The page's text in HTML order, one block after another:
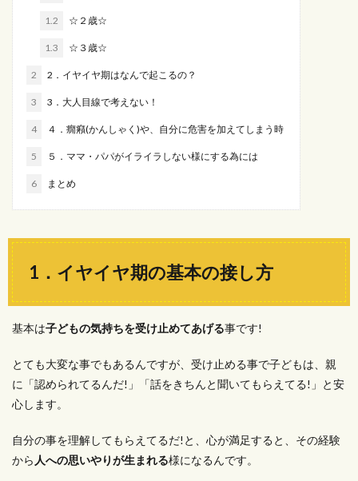
1.2 ☆２歳☆
1.3 ☆３歳☆
2 2．イヤイヤ期はなんで起こるの？
3 3．大人目線で考えない！
4 ４．癇癪(かんしゃく)や、自分に危害を加えてしまう時
5 ５．ママ・パパがイライラしない様にする為には
6 まとめ
1．イヤイヤ期の基本の接し方
基本は子どもの気持ちを受け止めてあげる事です!
とても大変な事でもあるんですが、受け止める事で子どもは、親
に「認められてるんだ!」「話をきちんと聞いてもらえてる!」と安
心します。
自分の事を理解してもらえてるだ!と、心が満足すると、その経験
から 人への思いやりが生まれる様になるんです。